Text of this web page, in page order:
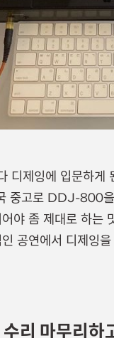
디제잉에 입문하게
중고로 DDJ-800
야 좀 제대로 하는
공연에서 디제잉
리 마무리하